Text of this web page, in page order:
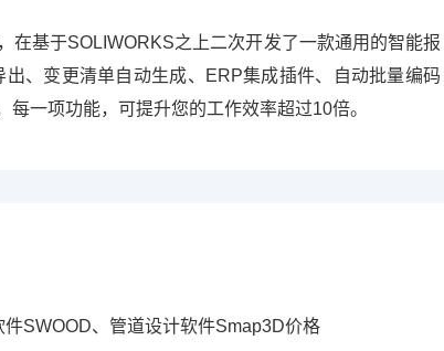
在基于SOLIWORKS之上二次开发了一款通用的智能报
、变更清单自动生成、ERP集成插件、自动批量编码
一项功能，可提升您的工作效率超过10倍。
SWOOD、管道设计软件Smap3D价格